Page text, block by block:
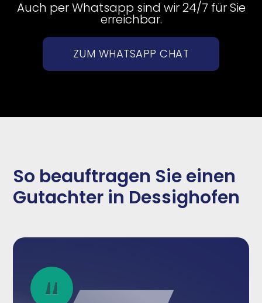
Auch per Whatsapp sind wir 24/7 für Sie
erreichbar.
ZUM WHATSAPP CHAT
So beauftragen Sie einen
Gutachter in Dessighofen